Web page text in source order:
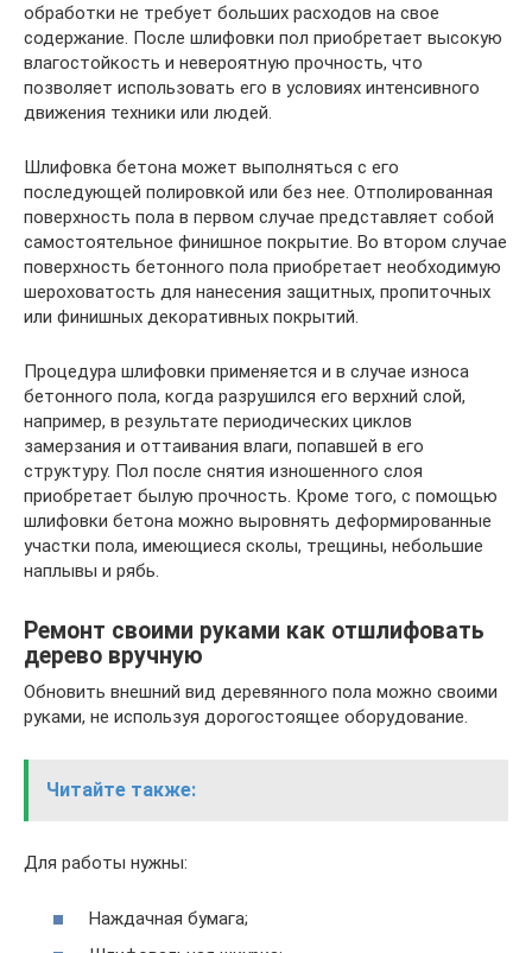
обработки не требует больших расходов на свое
содержание. После шлифовки пол приобретает высокую
влагостойкость и невероятную прочность, что
позволяет использовать его в условиях интенсивного
движения техники или людей.
Шлифовка бетона может выполняться с его
последующей полировкой или без нее. Отполированная
поверхность пола в первом случае представляет собой
самостоятельное финишное покрытие. Во втором случае
поверхность бетонного пола приобретает необходимую
шероховатость для нанесения защитных, пропиточных
или финишных декоративных покрытий.
Процедура шлифовки применяется и в случае износа
бетонного пола, когда разрушился его верхний слой,
например, в результате периодических циклов
замерзания и оттаивания влаги, попавшей в его
структуру. Пол после снятия изношенного слоя
приобретает былую прочность. Кроме того, с помощью
шлифовки бетона можно выровнять деформированные
участки пола, имеющиеся сколы, трещины, небольшие
наплывы и рябь.
Ремонт своими руками как отшлифовать
дерево вручную
Обновить внешний вид деревянного пола можно своими
руками, не используя дорогостоящее оборудование.
Читайте также:
Для работы нужны:
Наждачная бумага;